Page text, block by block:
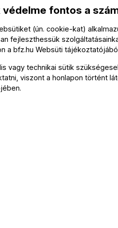
védelme fontos a
(ún. cookie-kat)
fejleszthessük
a bfz.hu Websüti
vagy technikai sütik
viszont a honlapon történt